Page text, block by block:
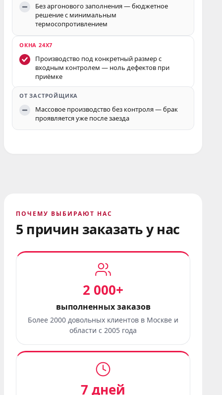
Без аргонового заполнения — бюджетное
решение с минимальным
термосопротивлением
Производство под конкретный размер с
входным контролем — ноль дефектов при
приёмке
Массовое производство без контроля — брак
проявляется уже после заезда
ПОЧЕМУ ВЫБИРАЮТ НАС
5 причин заказать у нас
2 000+
выполненных заказов
Более 2000 довольных клиентов в Москве и
области с 2005 года
7 дней